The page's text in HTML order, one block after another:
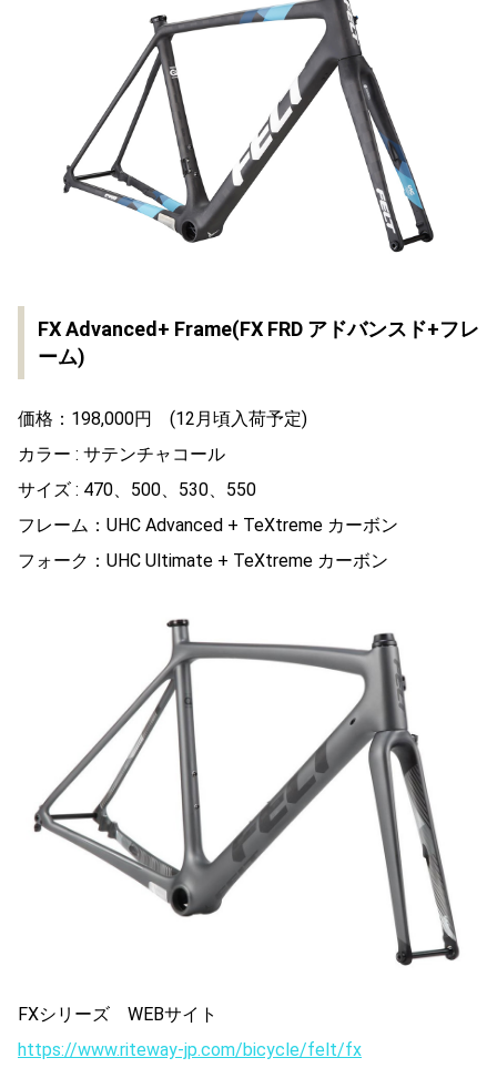
FX Advanced+ Frame(FX FRD アドバンスド+フレ
ーム)
価格：198,000円 (12月頃入荷予定)
カラー : サテンチャコール
サイズ : 470、500、530、550
フレーム：UHC Advanced + TeXtreme カーボン
フォーク：UHC Ultimate + TeXtreme カーボン
FXシリーズ WEBサイト
https://www.riteway-jp.com/bicycle/felt/fx